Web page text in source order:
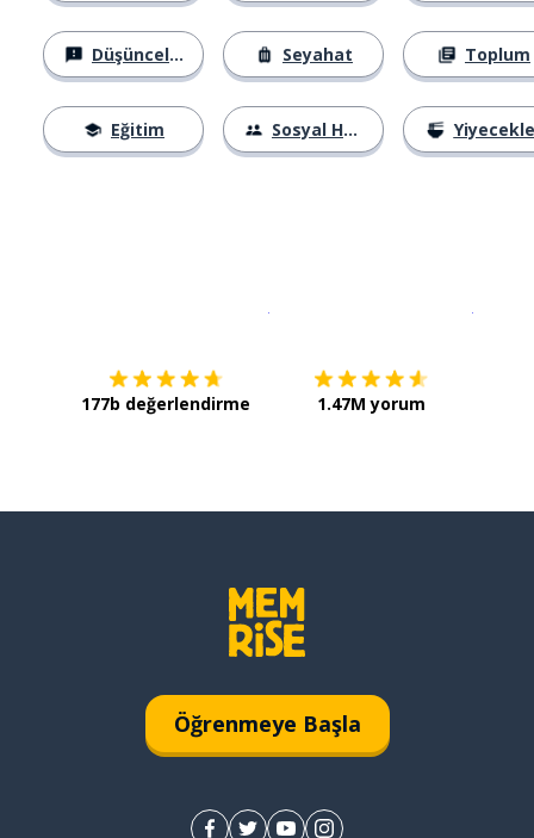
Düşünceler
Eğitim
Seyahat
Sosyal Hayat
Toplum
177b değerlendirme 1.47M yorum
Öğrenmeye Başla